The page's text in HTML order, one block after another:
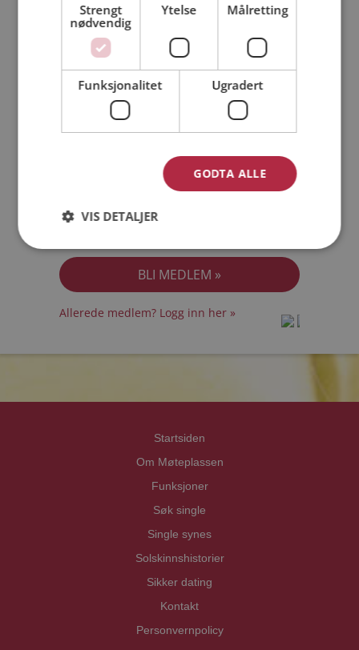
Jeg er en: Mann Kvinne
Min alder:
Jeg akseptererMedlemsvilkårene
Allerede medlem? Logg inn her »
Startsiden
Om Møteplassen
Funksjoner
Søk single
Single synes
Solskinnshistorier
Sikker dating
Kontakt
Personvernpolicy
Strengt
nødvendig
Ytelse Målretting
Funksjonalitet Ugradert
GODTA ALLE
VIS DETALJER